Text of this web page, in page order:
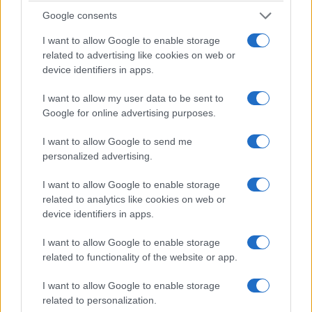
Google consents
I want to allow Google to enable storage
related to advertising like cookies on web or
device identifiers in apps.
I want to allow my user data to be sent to
Google for online advertising purposes.
I want to allow Google to send me
personalized advertising.
I want to allow Google to enable storage
related to analytics like cookies on web or
device identifiers in apps.
I want to allow Google to enable storage
related to functionality of the website or app.
I want to allow Google to enable storage
related to personalization.
markt. Enkele van de elementen om op te letten zijn:
technische indicatoren zoals trendanalyse;
de economische gezondheid van de luxe
automobielsector;
de evolutie van de vraag van individuen;
concurrentie van andere luxe groepen;
de lancering van nieuwe voertuigen.
Veelgestelde vragen
Wanneer waren de aandelen ferrari beursgenoteerd?
Het aandeel Ferrari werd in januari 2016 beursgenoteerd
voor een prijs van 43 euro per aandeel. Aandeelhouders
van het moederbedrijf, Fiat Chrysler, kregen één Aandeel
Ferrari voor elke tien aandelen in bezit. Een maand later